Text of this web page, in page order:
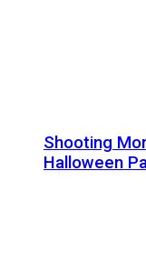
Shooting
Halloween